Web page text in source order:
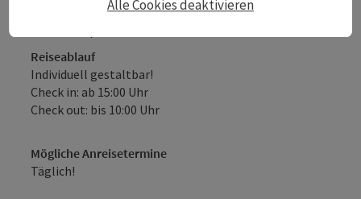
Reiseablauf
Individuell gestaltbar!
Check in: ab 15:00 Uhr
Check out: bis 10:00 Uhr
Mögliche Anreisetermine
Täglich!
Alle Cookies deaktivieren